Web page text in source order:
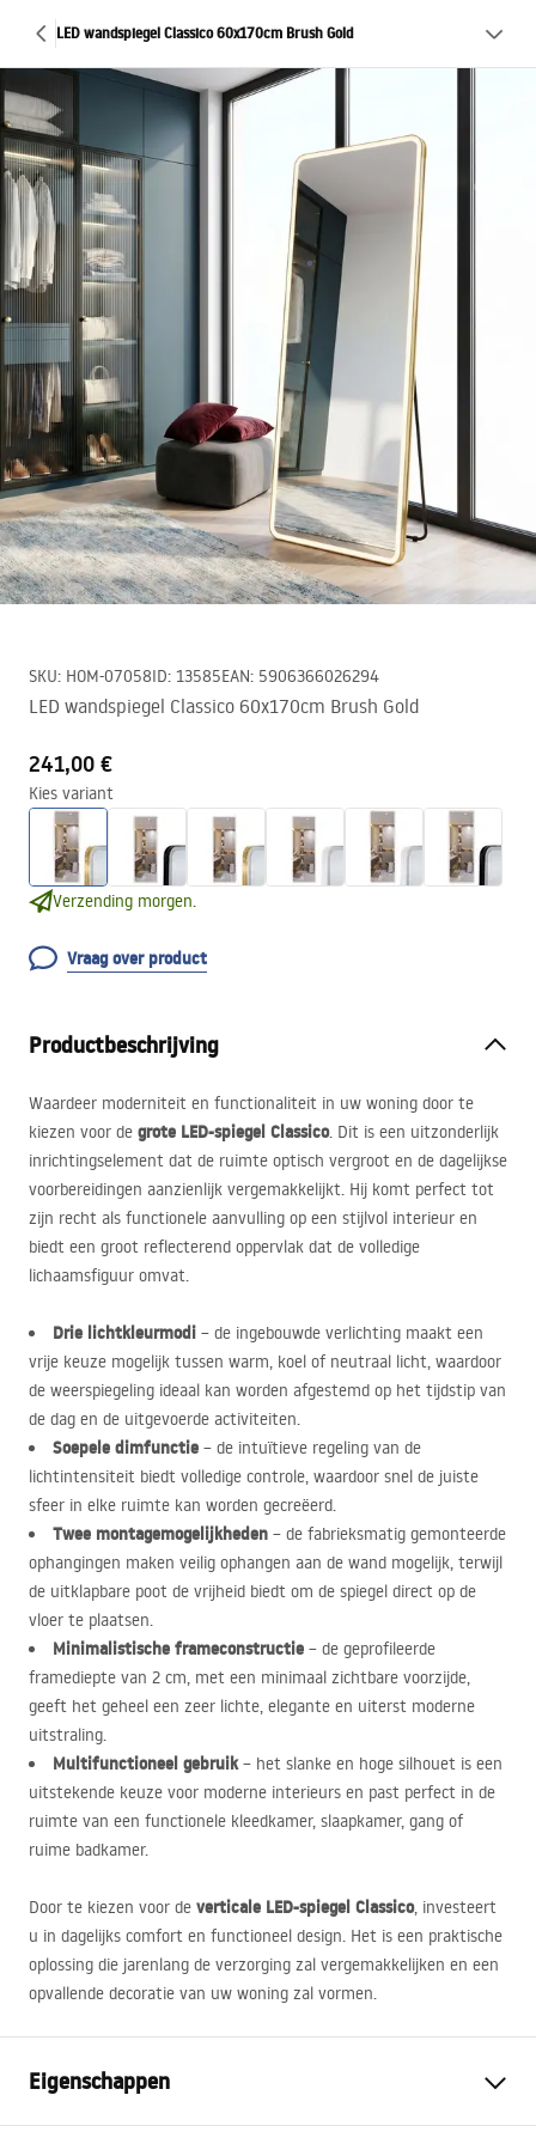
LED wandspiegel Classico 60x170cm Brush Gold
SKU: HOM-07058ID: 13585EAN: 5906366026294
LED wandspiegel Classico 60x170cm Brush Gold
241,00 €
Kies variant
Verzending morgen.
Vraag over product
Productbeschrijving
Waardeer moderniteit en functionaliteit in uw woning door te
kiezen voor de grote LED-spiegel Classico. Dit is een uitzonderlijk
inrichtingselement dat de ruimte optisch vergroot en de dagelijkse
voorbereidingen aanzienlijk vergemakkelijkt. Hij komt perfect tot
zijn recht als functionele aanvulling op een stijlvol interieur en
biedt een groot reflecterend oppervlak dat de volledige
lichaamsfiguur omvat.
Drie lichtkleurmodi – de ingebouwde verlichting maakt een
vrije keuze mogelijk tussen warm, koel of neutraal licht, waardoor
de weerspiegeling ideaal kan worden afgestemd op het tijdstip van
de dag en de uitgevoerde activiteiten.
Soepele dimfunctie – de intuïtieve regeling van de
lichtintensiteit biedt volledige controle, waardoor snel de juiste
sfeer in elke ruimte kan worden gecreëerd.
Twee montagemogelijkheden – de fabrieksmatig gemonteerde
ophangingen maken veilig ophangen aan de wand mogelijk, terwijl
de uitklapbare poot de vrijheid biedt om de spiegel direct op de
vloer te plaatsen.
Minimalistische frameconstructie – de geprofileerde
framediepte van 2 cm, met een minimaal zichtbare voorzijde,
geeft het geheel een zeer lichte, elegante en uiterst moderne
uitstraling.
Multifunctioneel gebruik– het slanke en hoge silhouet is een
uitstekende keuze voor moderne interieurs en past perfect in de
ruimte van een functionele kleedkamer, slaapkamer, gang of
ruime badkamer.
Door te kiezen voor de verticale LED-spiegel Classico, investeert
u in dagelijks comfort en functioneel design. Het is een praktische
oplossing die jarenlang de verzorging zal vergemakkelijken en een
opvallende decoratie van uw woning zal vormen.
Eigenschappen